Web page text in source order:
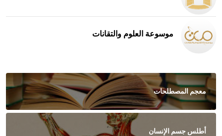
موسوعة العلوم والتقانات
معجم المصطلحات
أطلس جسم الإنسان